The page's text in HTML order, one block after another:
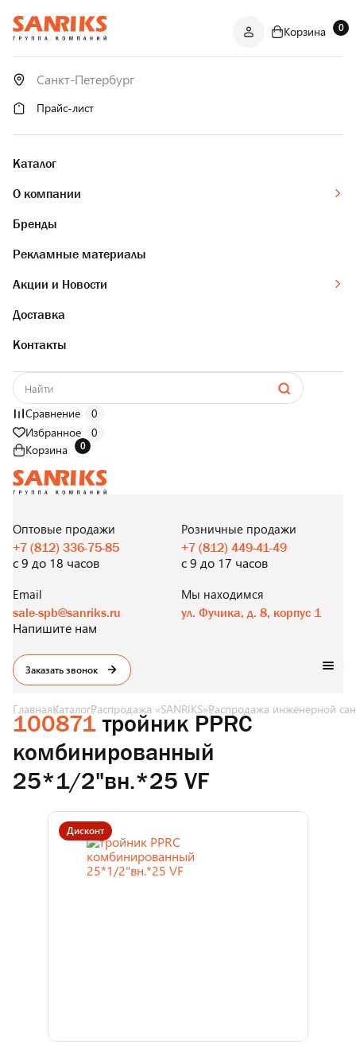
ОПТОМ
И В РОЗНИЦУ
Корзина 0
Прайс-лист
Каталог
О компании
Бренды
Рекламные материалы
Акции и Новости
Доставка
Контакты
Сравнение
0
Избранное
0
Корзина
0
И В РОЗНИЦУ
Оптовые продажи
+7 (812) 336-75-85
с 9 до 18 часов
Розничные продажи
+7 (812) 449-41-49
с 9 до 17 часов
Email
sale-spb@sanriks.ru
Напишите нам
Мы находимся
ул. Фучика, д. 8, корпус 1
Заказать звонок
ГлавнаяКаталогРаспродажа «SANRIKS»Распродажа инженерной
100871 тройник PPRC
комбинированный
25*1/2"вн.*25 VF
Дисконт